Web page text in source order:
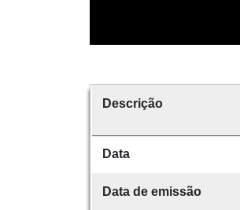
Descrição
Data
Data de emissão